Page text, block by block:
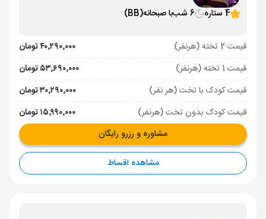
4 ستاره
6 شب با صبحانه(BB)
قیمت 2 تخته (هرنفر)
۴۰٬۲۹۰٬۰۰۰ تومان
قیمت 1 تخته (هرنفر)
۵۳٬۶۹۰٬۰۰۰ تومان
قیمت کودک با تخت (هر نفر)
۳۰٬۲۹۰٬۰۰۰ تومان
قیمت کودک بدون تخت (هرنفر)
۱۵٬۹۹۰٬۰۰۰ تومان
مشاوره و رزرو رایگان
مشاهده اقساط